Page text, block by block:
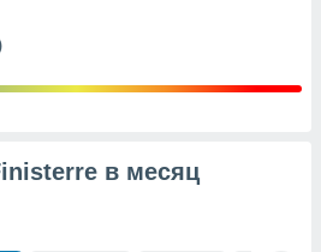
в месяц